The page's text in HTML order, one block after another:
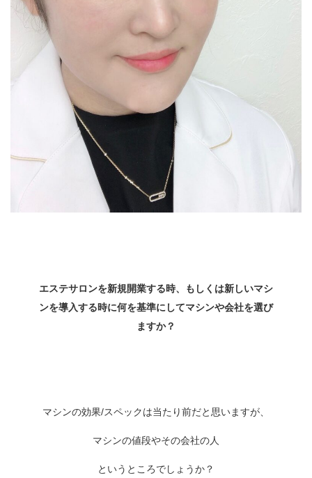
エステサロンを新規開業する時、もしくは新しいマシ
ンを導入する時に何を基準にしてマシンや会社を選び
ますか？
マシンの効果/スペックは当たり前だと思いますが、
マシンの値段やその会社の人
というところでしょうか？